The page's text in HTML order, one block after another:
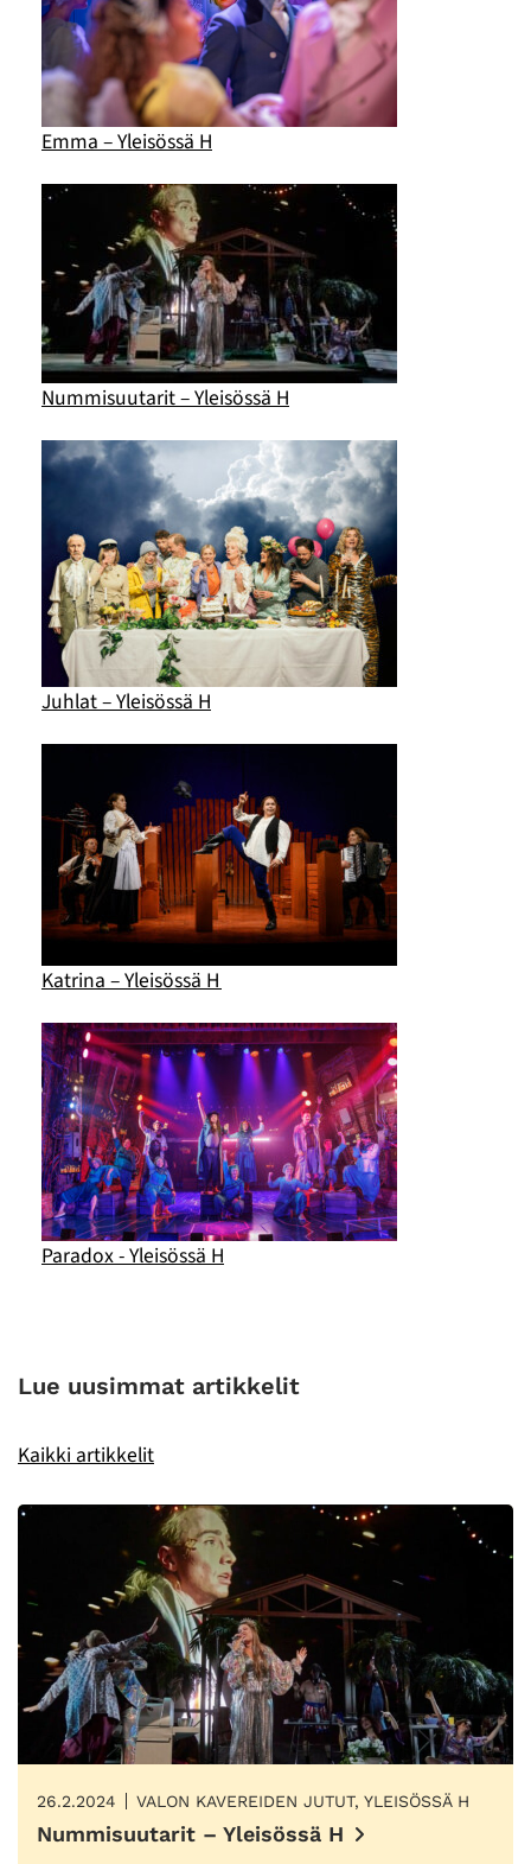
Emma – Yleisössä H
Nummisuutarit – Yleisössä H
Juhlat – Yleisössä H
Katrina – Yleisössä H
Paradox - Yleisössä H
Lue uusimmat artikkelit
Kaikki artikkelit
26.2.2024 VALON KAVEREIDEN JUTUT, YLEISÖSSÄ H
Nummisuutarit – Yleisössä H